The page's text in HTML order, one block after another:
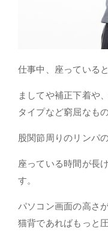
仕事中、座っている
ましてや補正下着や
タイプなど窮屈なも
股関節周りのリンパ
座っている時間が長
す。
パソコン画面の高さ
猫背であればもっと